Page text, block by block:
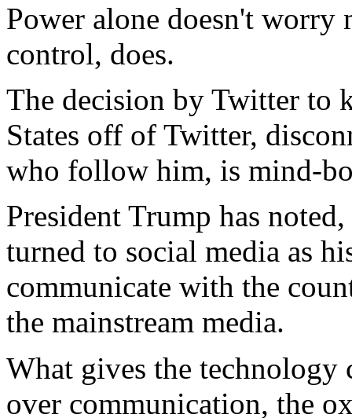
Power alone doesn't worry
control, does.
The decision by Twitter to
States off of Twitter,
who follow him, is mind-
President Trump has
turned to social media as
communicate with the
the mainstream media.
What gives the technology
over communication, the